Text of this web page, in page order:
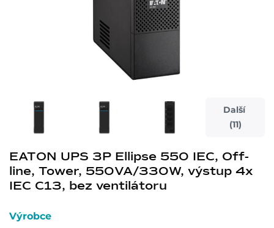
Další
(11)
EATON UPS 3P Ellipse 550 IEC, Off-
line, Tower, 550VA/330W, výstup 4x
IEC C13, bez ventilátoru
Výrobce